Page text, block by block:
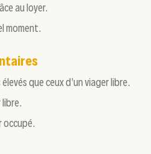
au loyer.
moment.
que ceux d’un viager libre.
libre.
occupé.